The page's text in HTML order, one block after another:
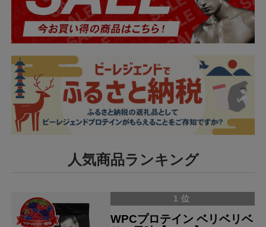
人気商品ランキング
1位
WPCプロテイン ベリベリベ